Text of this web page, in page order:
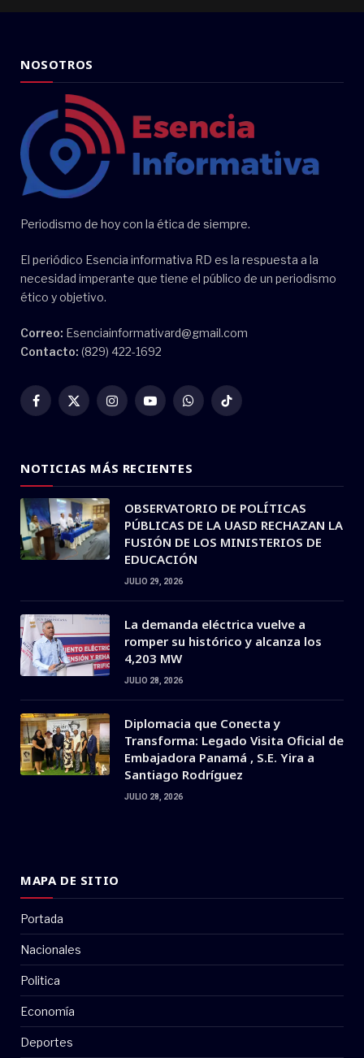
NOSOTROS
Periodismo de hoy con la ética de siempre.
El periódico Esencia informativa RD es la respuesta a la
necesidad imperante que tiene el público de un periodismo
ético y objetivo.
Correo: Esenciainformativard@gmail.com
Contacto: (829) 422-1692
Facebook
X
InstagramYouTubeWhatsAppTikTok
NOTICIAS MÁS RECIENTES
OBSERVATORIO DE POLÍTICAS
PÚBLICAS DE LA UASD RECHAZAN LA
FUSIÓN DE LOS MINISTERIOS DE
EDUCACIÓN
JULIO 29, 2026
La demanda eléctrica vuelve a
romper su histórico y alcanza los
4,203 MW
JULIO 28, 2026
Diplomacia que Conecta y
Transforma: Legado Visita Oficial de
Embajadora Panamá , S.E. Yira a
Santiago Rodríguez
JULIO 28, 2026
MAPA DE SITIO
Portada
Nacionales
Politica
Economía
Deportes